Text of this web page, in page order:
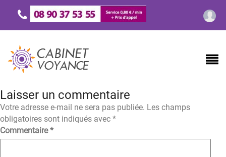
Laisser un commentaire
Votre adresse e-mail ne sera pas publiée. Les champs
obligatoires sont indiqués avec *
Commentaire*